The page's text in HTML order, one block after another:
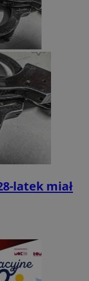
latek miał